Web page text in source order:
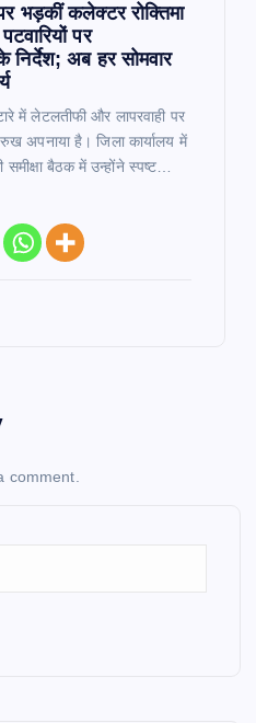
भड़कीं कलेक्टर रोक्तिमा
पर
निर्देश; अब हर सोमवार
में लेटलतीफी और लापरवाही पर
अपनाया है। जिला कार्यालय में
बैठक में उन्होंने स्पष्ट…
comment.